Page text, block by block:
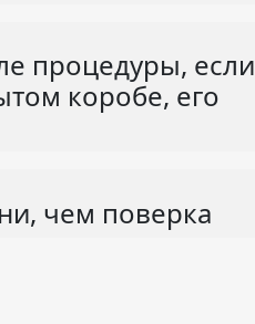
процедуры, если
коробе, его
чем поверка